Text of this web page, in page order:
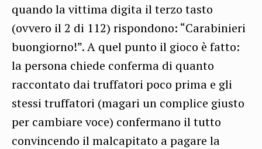
quando la vittima digita il terzo tasto
(ovvero il 2 di 112) rispondono: “Carabinieri
buongiorno!”. A quel punto il gioco è fatto:
la persona chiede conferma di quanto
raccontato dai truffatori poco prima e gli
stessi truffatori (magari un complice giusto
per cambiare voce) confermano il tutto
convincendo il malcapitato a pagare la